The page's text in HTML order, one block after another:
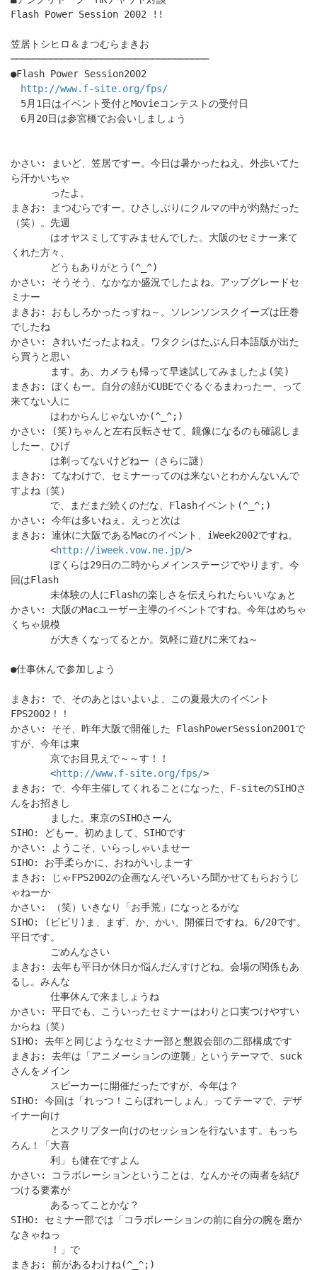
Flash Power Session 2002 !!
笠居トシヒロ＆まつむらまきお
───────────────────────────────────
●Flash Power Session2002
http://www.f-site.org/fps/
5月1日はイベント受付とMovieコンテストの受付日
6月20日は参宮橋でお会いしましょう
かさい: まいど、笠居ですー。今日は暑かったねえ。外歩いてた
ら汗かいちゃ
ったよ。
まきお: まつむらですー。ひさしぶりにクルマの中が灼熱だった
（笑）。先週
はオヤスミしてすみませんでした。大阪のセミナー来て
くれた方々、
どうもありがとう(^_^)
かさい: そうそう、なかなか盛況でしたよね。アップグレードセ
ミナー
まきお: おもしろかったっすね～。ソレンソンスクイーズは圧巻
でしたね
かさい: きれいだったよねえ。ワタクシはたぶん日本語版が出た
ら買うと思い
ます。あ、カメラも帰って早速試してみましたよ(笑)
まきお: ぼくもー。自分の顔がCUBEでぐるぐるまわったー、って
来てない人に
はわからんじゃないか(^_^;)
かさい: (笑)ちゃんと左右反転させて、鏡像になるのも確認しま
したー、ひげ
は剃ってないけどねー（さらに謎）
まきお: てなわけで、セミナーってのは来ないとわかんないんで
すよね（笑）
で、まだまだ続くのだな、Flashイベント(^_^;)
かさい: 今年は多いねぇ。えっと次は
まきお: 連休に大阪であるMacのイベント、iWeek2002ですね。
<http://iweek.vow.ne.jp/>
ぼくらは29日の二時からメインステージでやります。今
回はFlash
未体験の人にFlashの楽しさを伝えられたらいいなぁと
かさい: 大阪のMacユーザー主導のイベントですね。今年はめちゃ
くちゃ規模
が大きくなってるとか。気軽に遊びに来てね～
●仕事休んで参加しよう
まきお: で、そのあとはいよいよ、この夏最大のイベント
FPS2002！！
かさい: そそ、昨年大阪で開催した FlashPowerSession2001で
すが、今年は東
京でお目見えで～～す！！
<http://www.f-site.org/fps/>
まきお: で、今年主催してくれることになった、F-siteのSIHOさ
んをお招きし
ました。東京のSIHOさーん
SIHO: どもー。初めまして、SIHOです
かさい: ようこそ、いらっしゃいませー
SIHO: お手柔らかに、おねがいしまーす
まきお: じゃFPS2002の企画なんぞいろいろ聞かせてもらおうじ
ゃねーか
かさい: （笑）いきなり「お手荒」になっとるがな
SIHO: (ビビリ)ま、まず、か、かい、開催日ですね。6/20です。
平日です。
ごめんなさい
まきお: 去年も平日か休日か悩んだんすけどね。会場の関係もあ
るし。みんな
仕事休んで来ましょうね
かさい: 平日でも、こういったセミナーはわりと口実つけやすい
からね（笑）
SIHO: 去年と同じようなセミナー部と懇親会部の二部構成です
まきお: 去年は「アニメーションの逆襲」というテーマで、suck
さんをメイン
スピーカーに開催だったですが、今年は？
SIHO: 今回は「れっつ！こらぼれーしょん」ってテーマで、デザ
イナー向け
とスクリプター向けのセッションを行ないます。もっち
ろん！「大喜
利」も健在ですよん
かさい: コラボレーションということは、なんかその両者を結び
つける要素が
あるってことかな？
SIHO: セミナー部では「コラボレーションの前に自分の腕を磨か
なきゃねっ
！」で
まきお: 前があるわけね(^_^;)